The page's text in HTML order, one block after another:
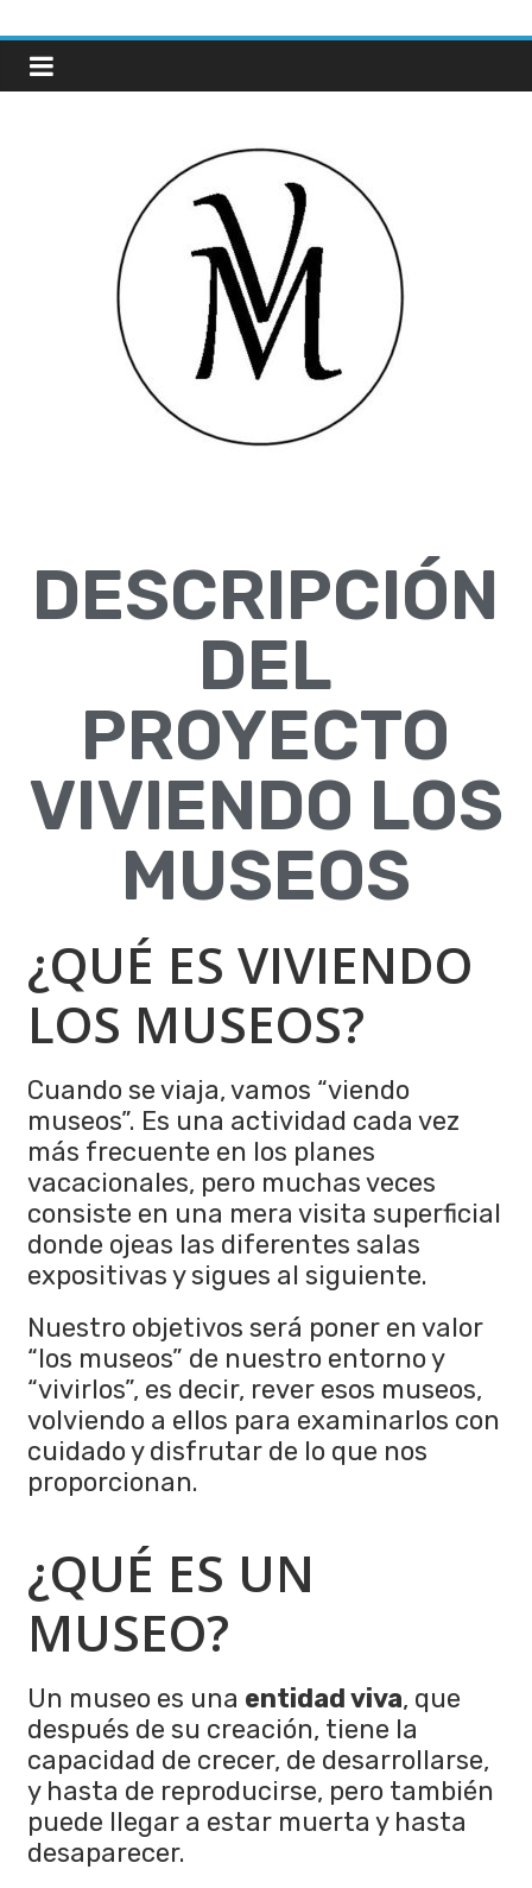
DESCRIPCIÓN
DEL
PROYECTO
VIVIENDO LOS
MUSEOS
¿QUÉ ES VIVIENDO
LOS MUSEOS?
Cuando se viaja, vamos “viendo
museos”. Es una actividad cada vez
más frecuente en los planes
vacacionales, pero muchas veces
consiste en una mera visita superficial
donde ojeas las diferentes salas
expositivas y sigues al siguiente.
Nuestro objetivos será poner en valor
“los museos” de nuestro entorno y
“vivirlos”, es decir, rever esos museos,
volviendo a ellos para examinarlos con
cuidado y disfrutar de lo que nos
proporcionan.
¿QUÉ ES UN
MUSEO?
Un museo es una entidad viva, que
después de su creación, tiene la
capacidad de crecer, de desarrollarse,
y hasta de reproducirse, pero también
puede llegar a estar muerta y hasta
desaparecer.